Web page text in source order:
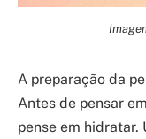
A preparação da
Antes de pensar
pense em hidratar.